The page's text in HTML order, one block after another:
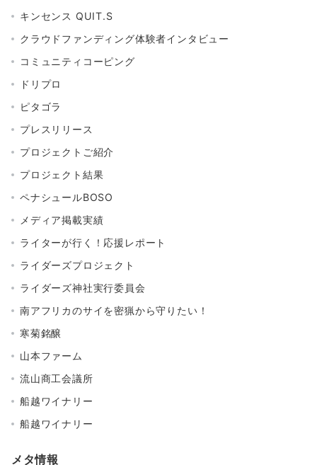
キンセンス QUIT.S
クラウドファンディング体験者インタビュー
コミュニティコーピング
ドリプロ
ピタゴラ
プレスリリース
プロジェクトご紹介
プロジェクト結果
ペナシュールBOSO
メディア掲載実績
ライターが行く！応援レポート
ライダーズプロジェクト
ライダーズ神社実行委員会
南アフリカのサイを密猟から守りたい！
寒菊銘醸
山本ファーム
流山商工会議所
船越ワイナリー
船越ワイナリー
メタ情報